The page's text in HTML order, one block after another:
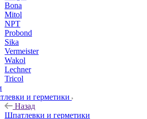
Bona
Mitol
NPT
Probond
Sika
Vermeister
Wakol
Lechner
Tricol
и герметики
Назад
Шпатлевки и герметики